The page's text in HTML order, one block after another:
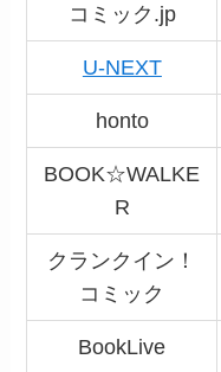
コミック.jp
U-NEXT
honto
BOOK☆WALKE
R
クランクイン！
コミック
BookLive